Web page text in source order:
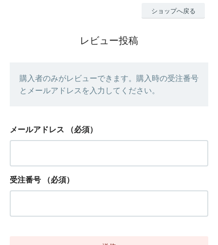
ショップへ戻る
レビュー投稿
購入者のみがレビューできます。購入時の受注番号
とメールアドレスを入力してください。
メールアドレス （必須）
受注番号 （必須）